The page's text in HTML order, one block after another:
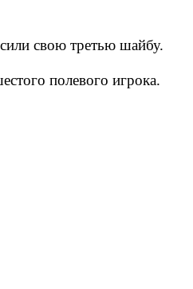
свою третью шайбу.
полевого игрока.